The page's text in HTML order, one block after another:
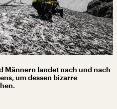
Männern landet nach und nach
um dessen bizarre